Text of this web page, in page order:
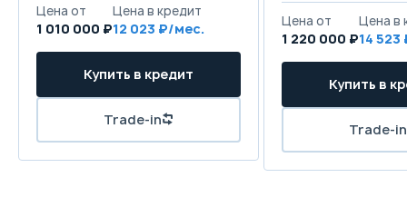
1 010 000 ₽12 023
1 220 000 ₽14 523